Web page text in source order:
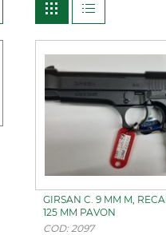
GIRSAN C. 9 MM M,
125 MM PAVON
COD: 2097